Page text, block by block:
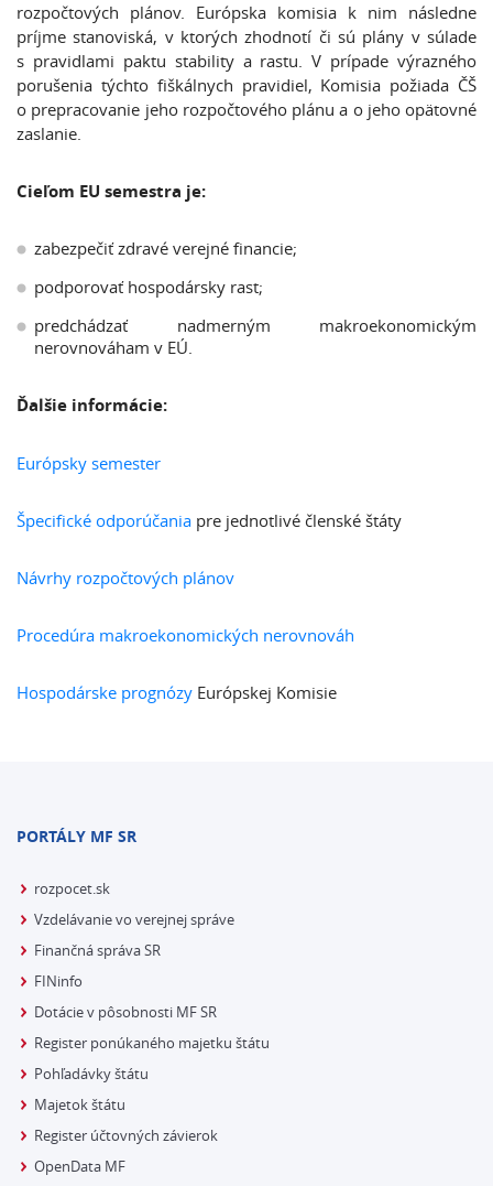
rozpočtových plánov. Európska komisia k nim následne
príjme stanoviská, v ktorých zhodnotí či sú plány v súlade
s pravidlami paktu stability a rastu. V prípade výrazného
porušenia týchto fiškálnych pravidiel, Komisia požiada ČŠ
o prepracovanie jeho rozpočtového plánu a o jeho opätovné
zaslanie.
Cieľom EU semestra je:
zabezpečiť zdravé verejné financie;
podporovať hospodársky rast;
predchádzať nadmerným makroekonomickým
nerovnováham v EÚ.
Ďalšie informácie:
Európsky semester
Špecifické odporúčania pre jednotlivé členské štáty
Návrhy rozpočtových plánov
Procedúra makroekonomických nerovnováh
Hospodárske prognózy Európskej Komisie
PORTÁLY MF SR
rozpocet.sk
Vzdelávanie vo verejnej správe
Finančná správa SR
FINinfo
Dotácie v pôsobnosti MF SR
Register ponúkaného majetku štátu
Pohľadávky štátu
Majetok štátu
Register účtovných závierok
OpenData MF